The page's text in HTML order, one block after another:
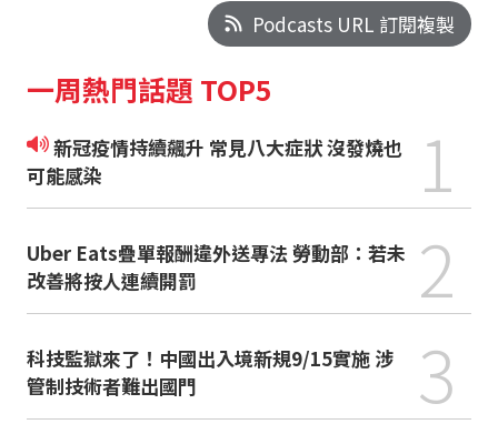
Podcasts URL 訂閱複製
一周熱門話題 TOP5
新冠疫情持續飆升 常見八大症狀 沒發燒也
可能感染
1
Uber Eats疊單報酬違外送專法 勞動部：若未
改善將按人連續開罰
2
科技監獄來了！中國出入境新規9/15實施 涉
管制技術者難出國門
3